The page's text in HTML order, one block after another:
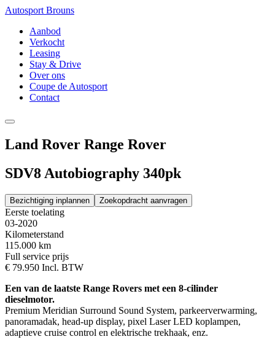
Autosport Brouns
Aanbod
Verkocht
Leasing
Stay & Drive
Over ons
Coupe de Autosport
Contact
Land Rover Range Rover
SDV8 Autobiography 340pk
Bezichtiging inplannen Zoekopdracht aanvragen
Eerste toelating
03-2020
Kilometerstand
115.000 km
Full service prijs
€ 79.950 Incl. BTW
Een van de laatste Range Rovers met een 8-cilinder
dieselmotor.
Premium Meridian Surround Sound System, parkeerverwarming,
panoramadak, head-up display, pixel Laser LED koplampen,
adaptieve cruise control en elektrische trekhaak, enz.